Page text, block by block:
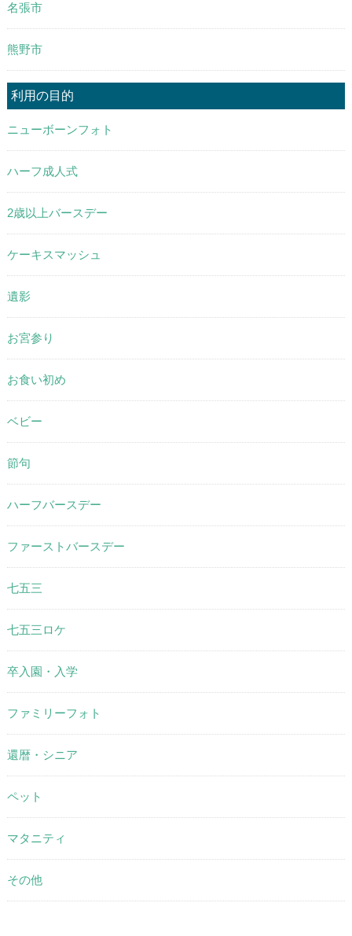
名張市
熊野市
利用の目的
ニューボーンフォト
ハーフ成人式
2歳以上バースデー
ケーキスマッシュ
遺影
お宮参り
お食い初め
ベビー
節句
ハーフバースデー
ファーストバースデー
七五三
七五三ロケ
卒入園・入学
ファミリーフォト
還暦・シニア
ペット
マタニティ
その他